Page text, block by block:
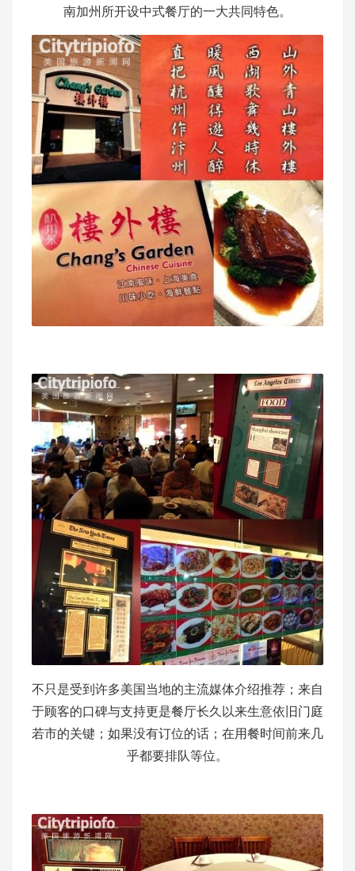
南加州所开设中式餐厅的一大共同特色。
不只是受到许多美国当地的主流媒体介绍推荐；来自
于顾客的口碑与支持更是餐厅长久以来生意依旧门庭
若市的关键；如果没有订位的话；在用餐时间前来几
乎都要排队等位。